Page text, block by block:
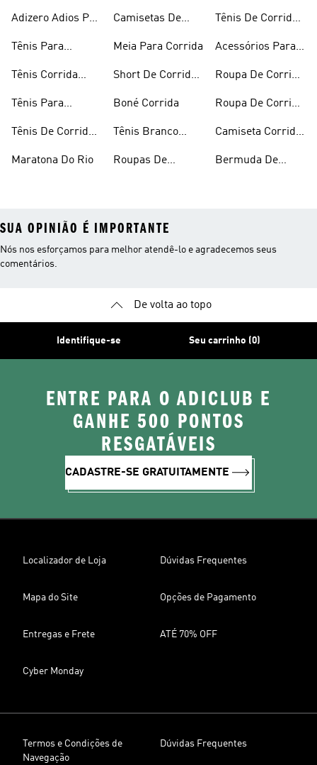
Adizero Adios Pro
Tênis Para
Tênis Corrida
Tênis Para
Tênis De Corrida
Maratona Do Rio
Camisetas De
Meia Para Corrida
Short De Corrida
Boné Corrida
Tênis Branco
Roupas De
Tênis De Corrida
Acessórios Para
Roupa De Corrida
Roupa De Corrida
Camiseta Corrida
Bermuda De
SUA OPINIÃO É IMPORTANTE
Nós nos esforçamos para melhor atendê-lo e agradecemos seus
comentários.
De volta ao topo
Identifique-se Seu carrinho (0)
ENTRE PARA O ADICLUB E
GANHE 500 PONTOS
RESGATÁVEIS
CADASTRE-SE GRATUITAMENTE
Localizador de Loja Dúvidas Frequentes
Mapa do Site Opções de Pagamento
Entregas e Frete ATÉ 70% OFF
Cyber Monday
Termos e Condições de
Navegação
Dúvidas Frequentes